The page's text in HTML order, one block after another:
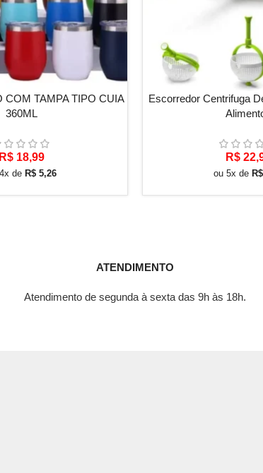
COM TAMPA TIPO CUIA
360ML
R$ 18,99
de R$ 5,26
ADICIONAR AO CARRINHO
Escorredor Centrifuga
R$
ou 5x de R$
ATENDIMENTO
Atendimento de segunda à sexta das 9h às 18h.